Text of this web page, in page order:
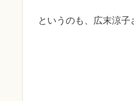
というのも、広末涼子